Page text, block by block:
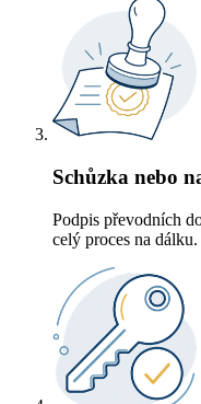
Schůzka nebo
Podpis převodních
celý proces na dálku.